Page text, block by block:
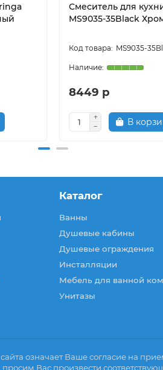
Смеситель для
MS9035-35Black
MS9035-
8449 р
В
Каталог
Ванны
Душевые кабины
Душевые ограждения
Инсталляции
Мебель для ванной
Унитазы
означает Ваше согласие на
Вас произвести